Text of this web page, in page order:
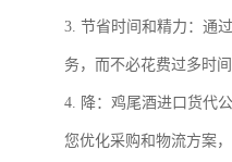
3. 节省时间和精力：通
务，而不必花费过多时
4. 降：鸡尾酒进口货代
您优化采购和物流方案，